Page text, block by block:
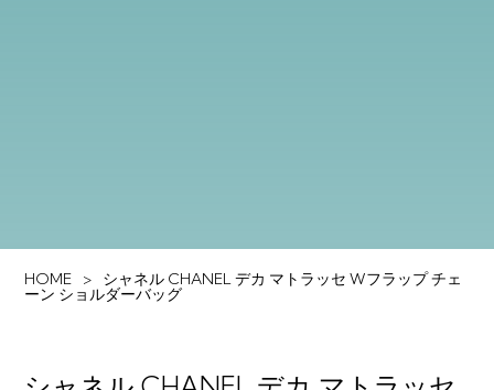
HOME シャネル CHANEL デカ マトラッセ Wフラップ チェ
ーン ショルダーバッグ